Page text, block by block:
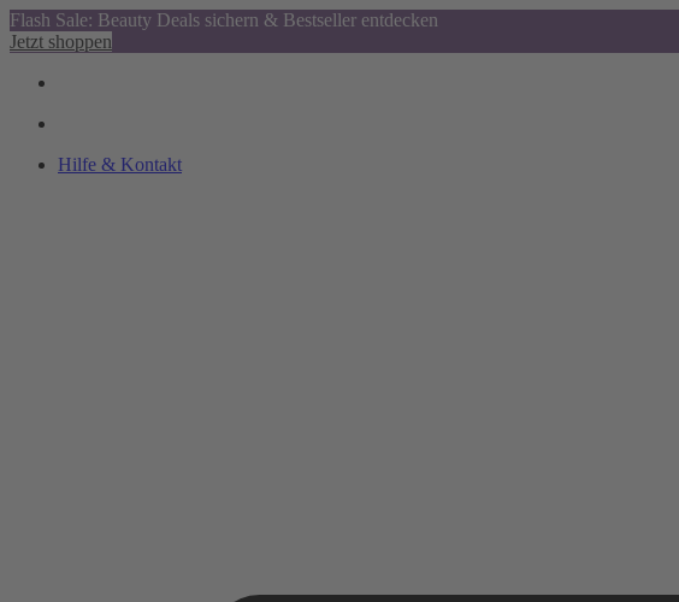
Flash Sale: Beauty Deals sichern & Bestseller entdecken
Jetzt shoppen
Hilfe & Kontakt